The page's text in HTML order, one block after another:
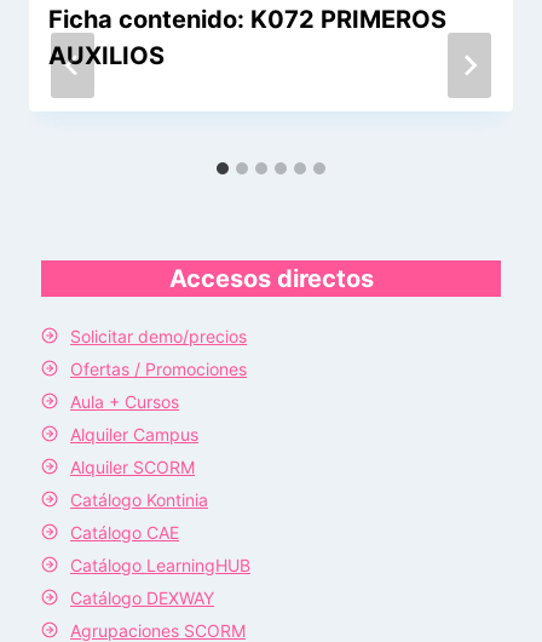
Ficha contenido: K072 PRIMEROS
AUXILIOS
Accesos directos
Solicitar demo/precios
Ofertas / Promociones
Aula + Cursos
Alquiler Campus
Alquiler SCORM
Catálogo Kontinia
Catálogo CAE
Catálogo LearningHUB
Catálogo DEXWAY
Agrupaciones SCORM